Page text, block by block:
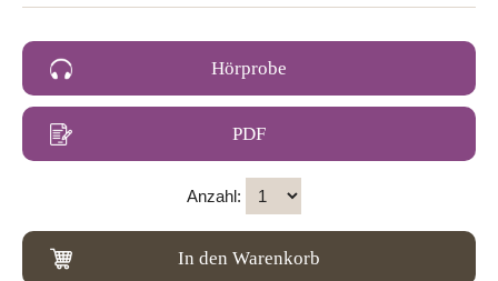
Hörprobe
PDF
Anzahl:
In den Warenkorb